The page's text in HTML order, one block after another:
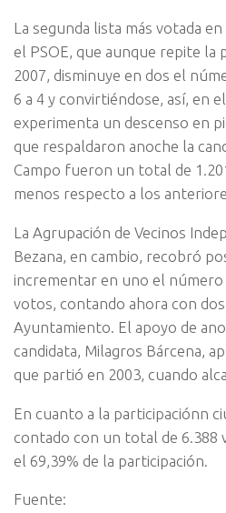
La segunda lista más votada
el PSOE, que aunque repite la
2007, disminuye en dos el
6 a 4 y convirtiéndose, así, en
experimenta un descenso en
que respaldaron anoche la
Campo fueron un total de
menos respecto a los
La Agrupación de Vecinos
Bezana, en cambio, recobró
incrementar en uno el número
votos, contando ahora con
Ayuntamiento. El apoyo de
candidata, Milagros Bárcena,
que partió en 2003, cuando
En cuanto a la participaciónn
contado con un total de 6.388
el 69,39% de la participación.
Fuente: